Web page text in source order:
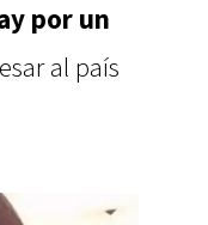
por un
al país